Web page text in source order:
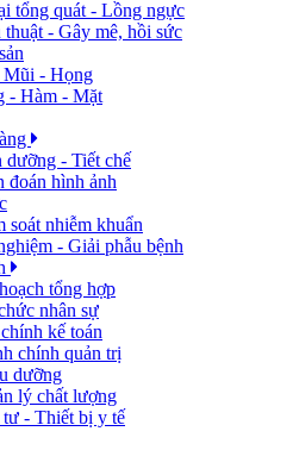
tổng quát - Lồng ngực
thuật - Gây mê, hồi sức
Mũi - Họng
- Hàm - Mặt
- Tiết chế
đoán hình ảnh
soát nhiễm khuẩn
- Giải phẫu bệnh
tổng hợp
nhân sự
kế toán
chính quản trị
dưỡng
lý chất lượng
- Thiết bị y tế